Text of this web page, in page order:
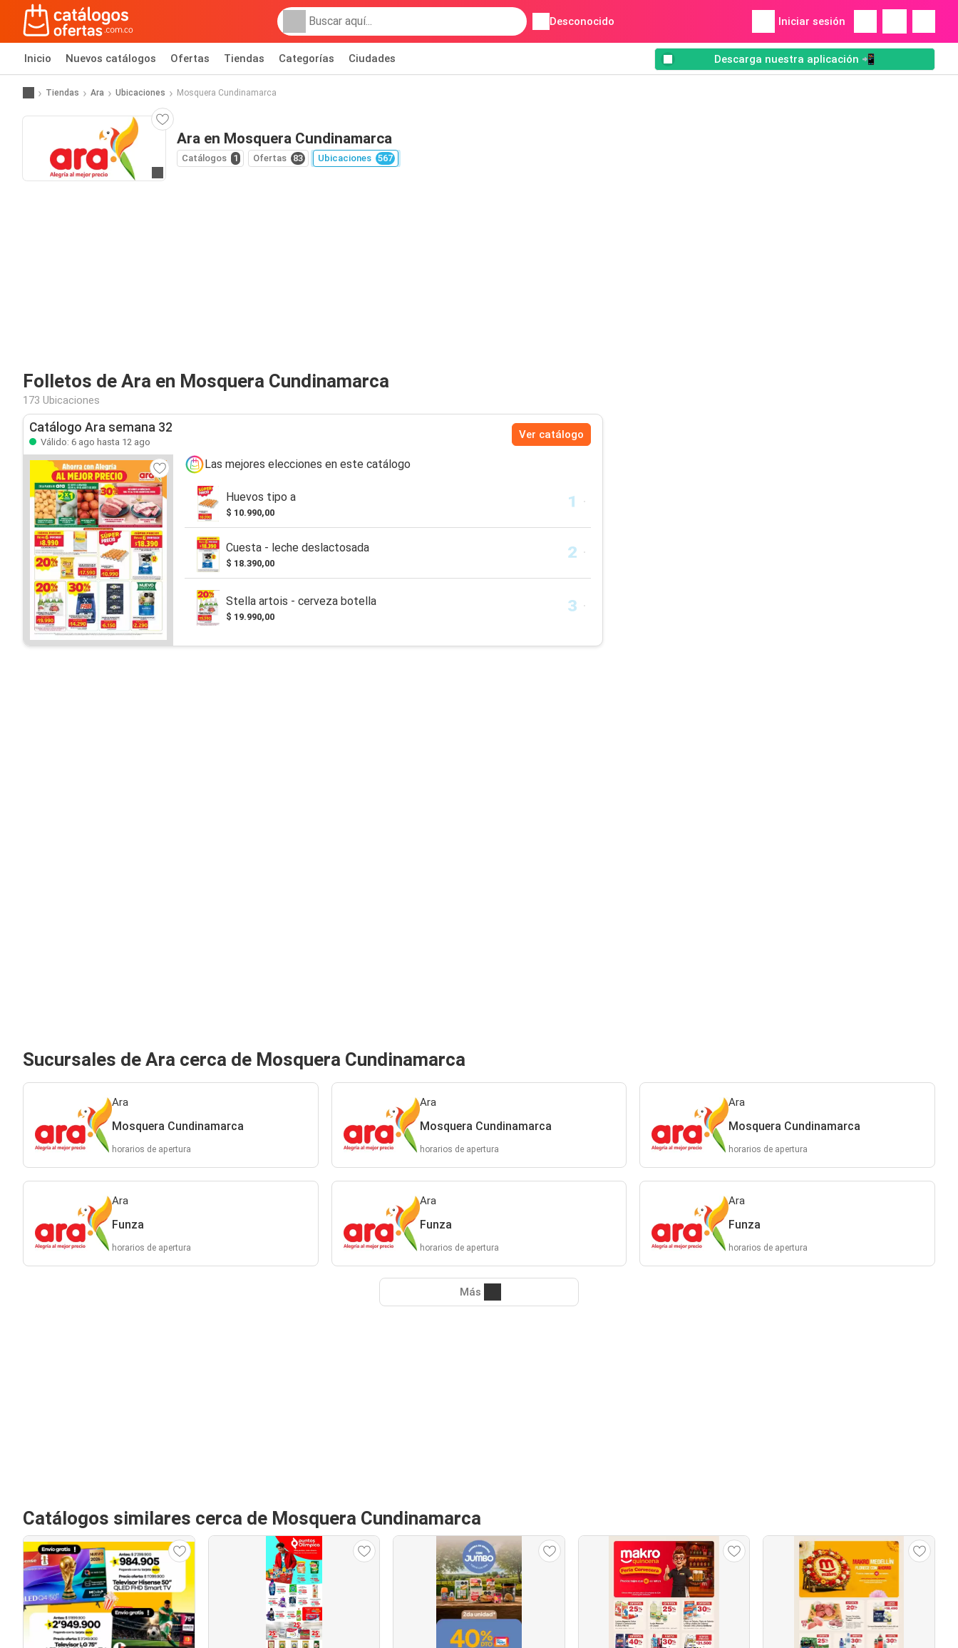
Desconocido Iniciar sesión
Inicio Nuevos catálogos Ofertas Tiendas Categorías Ciudades Descarga nuestra aplicación 📲
Tiendas Ara Ubicaciones Mosquera Cundinamarca
Ara en Mosquera Cundinamarca
Catálogos 1 Ofertas 83 Ubicaciones 567
Folletos de Ara en Mosquera Cundinamarca
173 Ubicaciones
Catálogo Ara semana 32
Válido: 6 ago hasta 12 ago
Ver catálogo
Las mejores elecciones en este catálogo
Huevos tipo a
$ 10.990,00
Cuesta - leche deslactosada
$ 18.390,00
Stella artois - cerveza botella
$ 19.990,00
Sucursales de Ara cerca de Mosquera Cundinamarca
Ara
Mosquera Cundinamarca
horarios de apertura
Ara
Mosquera Cundinamarca
horarios de apertura
Ara
Mosquera Cundinamarca
horarios de apertura
Ara
Funza
horarios de apertura
Ara
Funza
horarios de apertura
Ara
Funza
horarios de apertura
Más
Catálogos similares cerca de Mosquera Cundinamarca